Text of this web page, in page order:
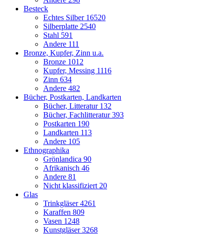
Besteck
Echtes Silber 16520
Silberplatte 2540
Stahl 591
Andere 111
Bronze, Kupfer, Zinn u.a.
Bronze 1012
Kupfer, Messing 1116
Zinn 634
Andere 482
Bücher, Postkarten, Landkarten
Bücher, Litteratur 132
Bücher, Fachlitteratur393
Postkarten 190
Landkarten 113
Andere 105
Ethnographika
Grönlandica 90
Afrikanisch 46
Andere 81
Nicht klassifiziert 20
Glas
Trinkgläser4261
Karaffen 809
Vasen 1248
Kunstgläser3268